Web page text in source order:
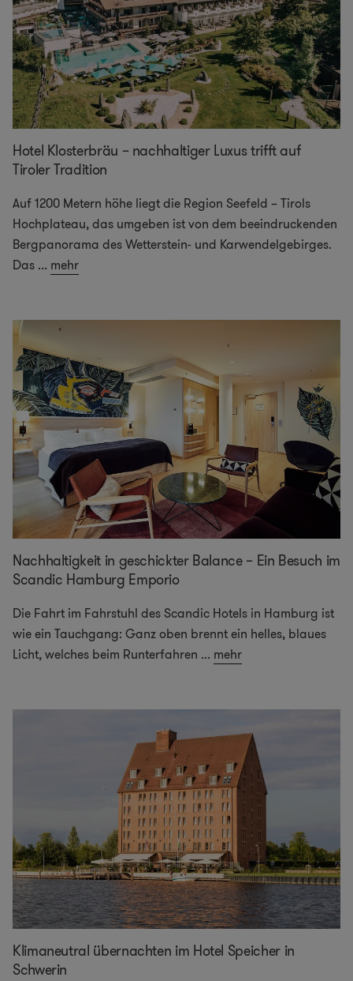
Hotel Klosterbräu – nachhaltiger Luxus trifft auf
Tiroler Tradition
Auf 1200 Metern höhe liegt die Region Seefeld – Tirols
Hochplateau, das umgeben ist von dem beeindruckenden
Bergpanorama des Wetterstein- und Karwendelgebirges.
Das ... mehr
Nachhaltigkeit in geschickter Balance – Ein Besuch im
Scandic Hamburg Emporio
Die Fahrt im Fahrstuhl des Scandic Hotels in Hamburg ist
wie ein Tauchgang: Ganz oben brennt ein helles, blaues
Licht, welches beim Runterfahren ... mehr
Klimaneutral übernachten im Hotel Speicher in
Schwerin